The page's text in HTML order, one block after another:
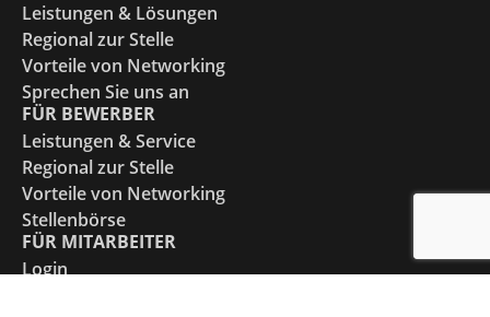
Leistungen & Lösungen
Regional zur Stelle
Vorteile von Networking
Sprechen Sie uns an
FÜR BEWERBER
Leistungen & Service
Regional zur Stelle
Vorteile von Networking
Stellenbörse
FÜR MITARBEITER
Login